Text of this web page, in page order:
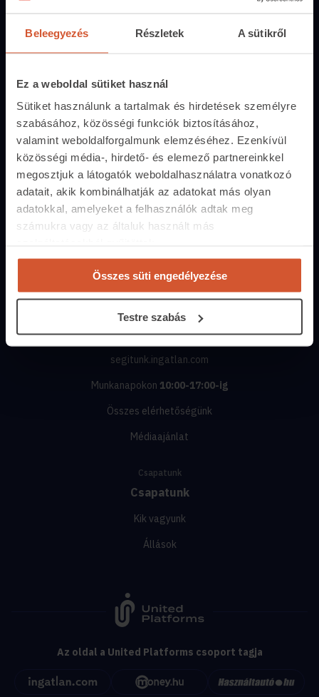
Beleegyezés Részletek A sütikről
Ez a weboldal sütiket használ
Sütiket használunk a tartalmak és hirdetések személyre
szabásához, közösségi funkciók biztosításához,
valamint weboldalforgalmunk elemzéséhez. Ezenkívül
közösségi média-, hirdető- és elemező partnereinkkel
megosztjuk a látogatók weboldalhasználatra vonatkozó
adatait, akik kombinálhatják az adatokat más olyan
adatokkal, amelyeket a felhasználók adtak meg
számukra vagy az általuk használt más
Összes süti engedélyezése
Testre szabás
Hirdetőtábla
Ingatlanoskereső
Lakáshitel-kalkulátor
Energiatanúsítvány
Közvetítőknek
Belépés közvetítőknek
Árak és hirdetési lehetőségek
Lehetőségek közvetítőknek
Kapcsolat
+36 1 237 2065
segitunk.ingatlan.com
Munkanapokon 10:00-17:00-ig
Összes elérhetőségünk
Médiaajánlat
Csapatunk
Csapatunk
Kik vagyunk
Állások
Az oldal a United Platforms csoport tagja